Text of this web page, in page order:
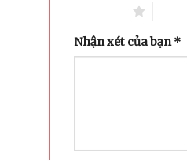
Nhận xét của bạn*